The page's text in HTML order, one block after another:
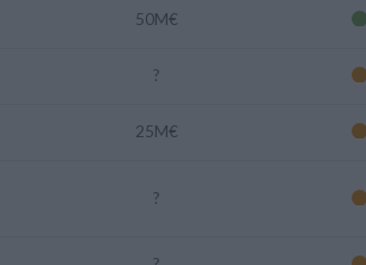
50M€
?
25M€
?